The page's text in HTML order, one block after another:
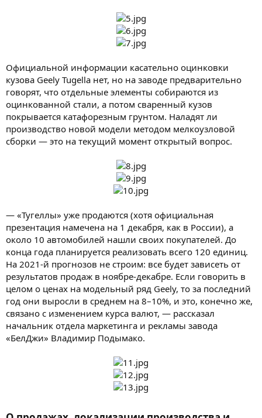
Официальной информации касательно оцинковки
кузова Geely Tugella нет, но на заводе предварительно
говорят, что отдельные элементы собираются из
оцинкованной стали, а потом сваренный кузов
покрывается катафорезным грунтом. Наладят ли
производство новой модели методом мелкоузловой
сборки — это на текущий момент открытый вопрос.
— «Тугеллы» уже продаются (хотя официальная
презентация намечена на 1 декабря, как в России), а
около 10 автомобилей нашли своих покупателей. До
конца года планируется реализовать всего 120 единиц.
На 2021-й прогнозов не строим: все будет зависеть от
результатов продаж в ноябре-декабре. Если говорить в
целом о ценах на модельный ряд Geely, то за последний
год они выросли в среднем на 8–10%, и это, конечно же,
связано с изменением курса валют, — рассказал
начальник отдела маркетинга и рекламы завода
«БелДжи» Владимир Подымако.